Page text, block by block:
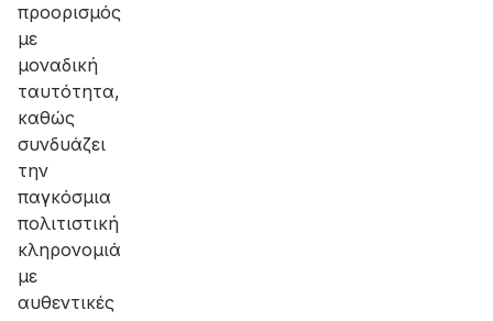
προορισμός
με
μοναδική
ταυτότητα,
καθώς
συνδυάζει
την
παγκόσμια
πολιτιστική
κληρονομιά
με
αυθεντικές